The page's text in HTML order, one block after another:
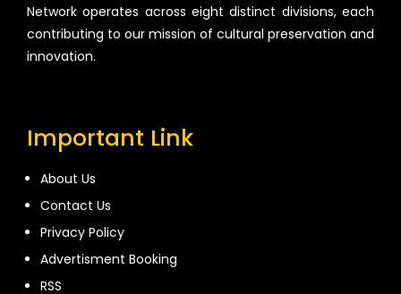
Network operates across eight distinct divisions, each
contributing to our mission of cultural preservation and
innovation.
Important Link
About Us
Contact Us
Privacy Policy
Advertisment Booking
RSS